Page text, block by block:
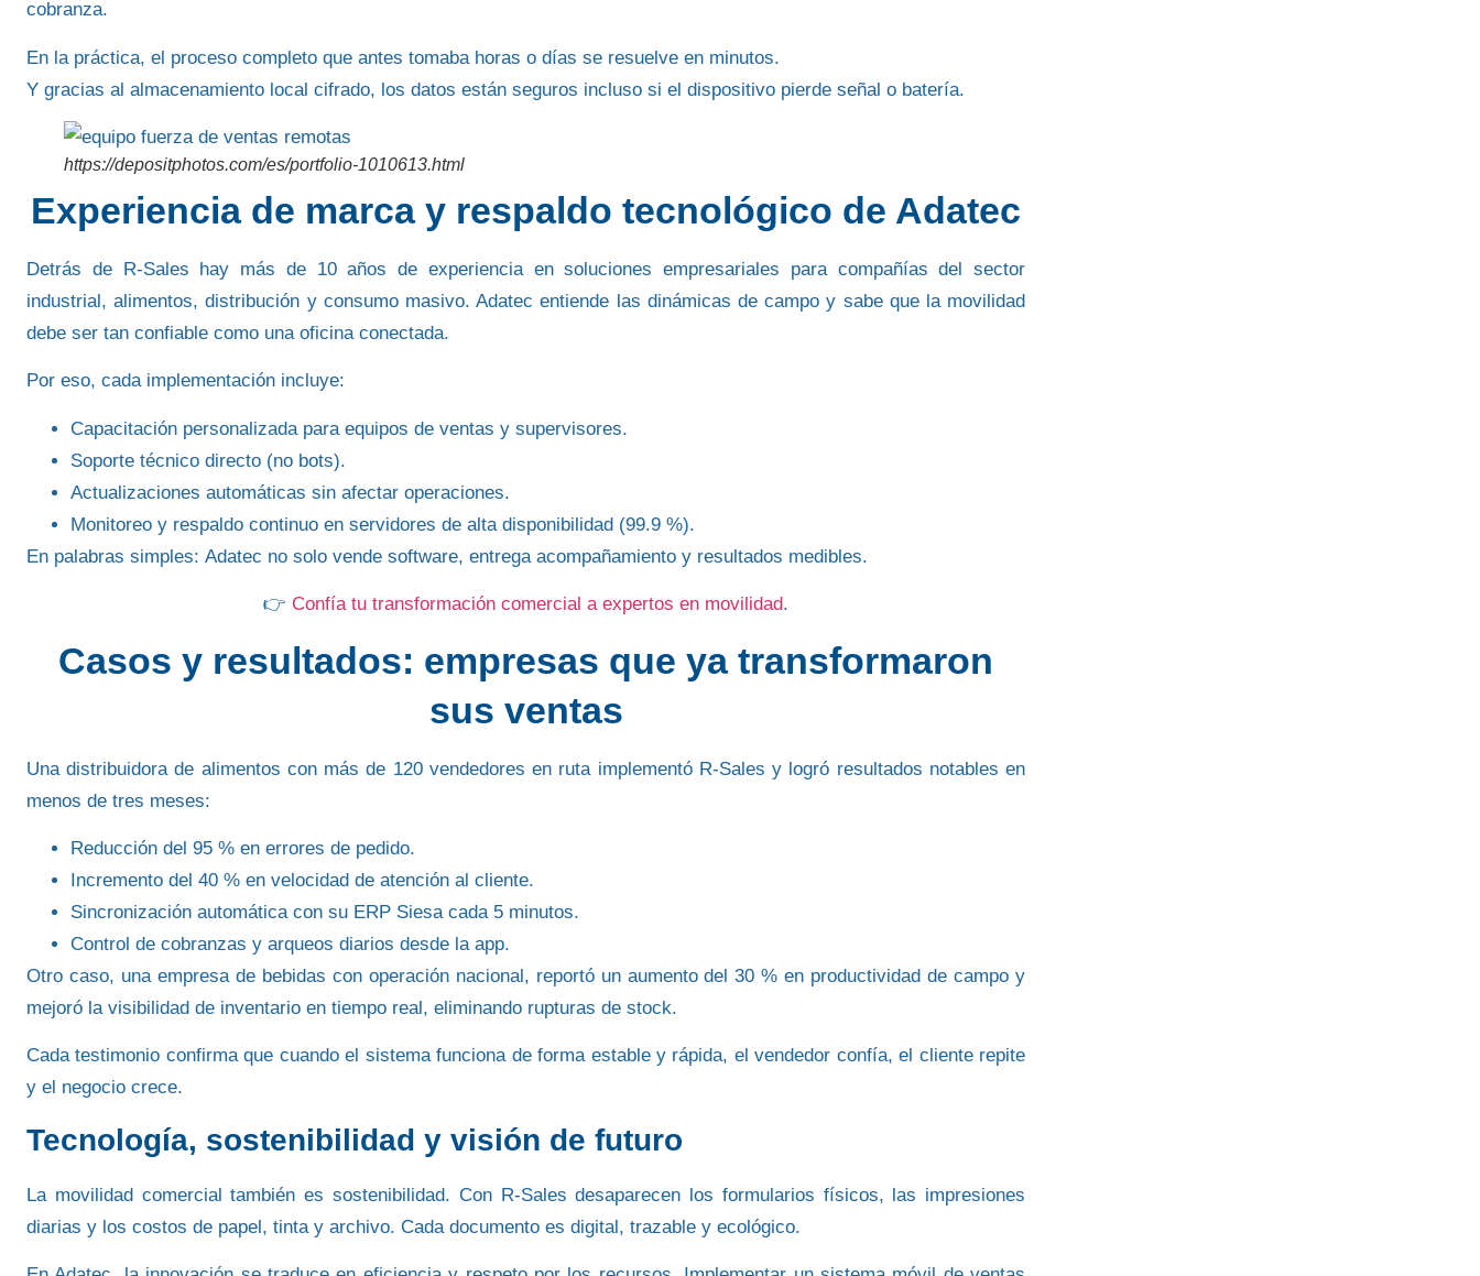
cobranza.
En la práctica, el proceso completo que antes tomaba horas o días se resuelve en minutos.
Y gracias al almacenamiento local cifrado, los datos están seguros incluso si el dispositivo pierde señal o batería.
https://depositphotos.com/es/portfolio-1010613.html
Experiencia de marca y respaldo tecnológico de Adatec
Detrás de R-Sales hay más de 10 años de experiencia en soluciones empresariales para compañías del sector
industrial, alimentos, distribución y consumo masivo. Adatec entiende las dinámicas de campo y sabe que la movilidad
debe ser tan confiable como una oficina conectada.
Por eso, cada implementación incluye:
Capacitación personalizadapara equipos de ventas y supervisores.
Soporte técnico directo (no bots).
Actualizaciones automáticas sin afectar operaciones.
Monitoreo y respaldo continuo en servidores de alta disponibilidad (99.9 %).
En palabras simples: Adatec no solo vende software, entrega acompañamiento y resultados medibles.
👉 Confía tu transformación comercial a expertos en movilidad.
Casos y resultados: empresas que ya transformaron
sus ventas
Una distribuidora de alimentos con más de 120 vendedores en ruta implementó R-Sales y logró resultados notables en
menos de tres meses:
Reducción del 95 % en errores de pedido.
Incremento del 40 % en velocidad de atención al cliente.
Sincronización automática con su ERP Siesa cada 5 minutos.
Control de cobranzas y arqueos diarios desde la app.
Otro caso, una empresa de bebidas con operación nacional, reportó un aumento del 30 % en productividad de campo y
mejoró la visibilidad de inventario en tiempo real, eliminando rupturas de stock.
Cada testimonio confirma que cuando el sistema funciona de forma estable y rápida, el vendedor confía, el cliente repite
y el negocio crece.
Tecnología, sostenibilidad y visión de futuro
La movilidad comercial también es sostenibilidad. Con R-Salesdesaparecen los formularios físicos, las impresiones
diarias y los costos de papel, tinta y archivo. Cada documento es digital, trazable y ecológico.